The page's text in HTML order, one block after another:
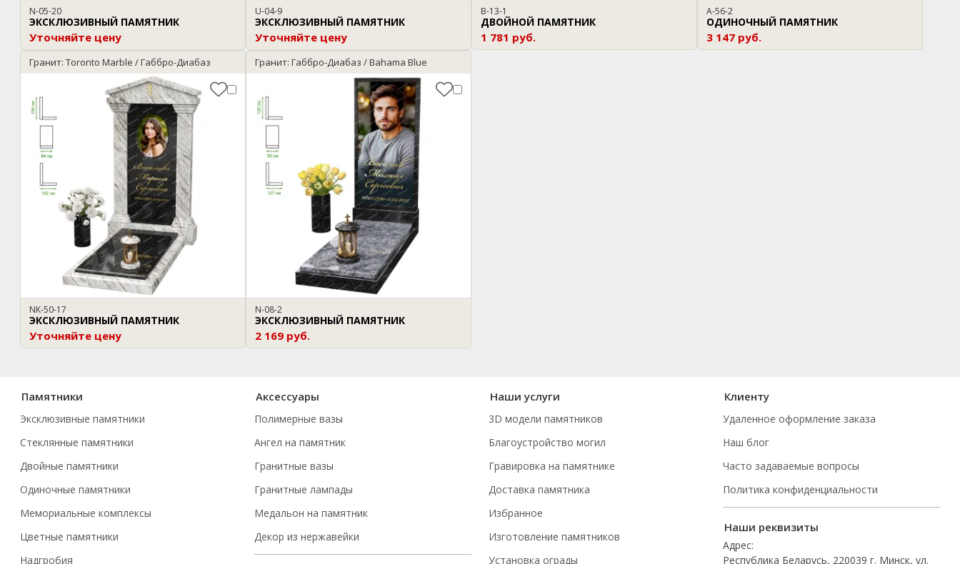
N-05-20
ЭКСКЛЮЗИВНЫЙ ПАМЯТНИК
Уточняйте цену
U-04-9
ЭКСКЛЮЗИВНЫЙ ПАМЯТНИК
Уточняйте цену
B-13-1
ДВОЙНОЙ ПАМЯТНИК
1 781 руб.
A-56-2
ОДИНОЧНЫЙ ПАМЯТНИК
3 147 руб.
Гранит: Toronto Marble / Габбро-Диабаз
NK-50-17
ЭКСКЛЮЗИВНЫЙ ПАМЯТНИК
Уточняйте цену
Гранит: Габбро-Диабаз / Bahama Blue
N-08-2
ЭКСКЛЮЗИВНЫЙ ПАМЯТНИК
2 169 руб.
Памятники
Эксклюзивные памятники
Стеклянные памятники
Двойные памятники
Одиночные памятники
Мемориальные комплексы
Цветные памятники
Надгробия
Аксессуары
Полимерные вазы
Ангел на памятник
Гранитные вазы
Гранитные лампады
Медальон на памятник
Декор из нержавейки
Наши услуги
3D модели памятников
Благоустройство могил
Гравировка на памятнике
Доставка памятника
Избранное
Изготовление памятников
Установка ограды
Клиенту
Удаленное оформление заказа
Наш блог
Часто задаваемые вопросы
Политика конфиденциальности
Наши реквизиты
Адрес:
Республика Беларусь, 220039 г. Минск, ул.